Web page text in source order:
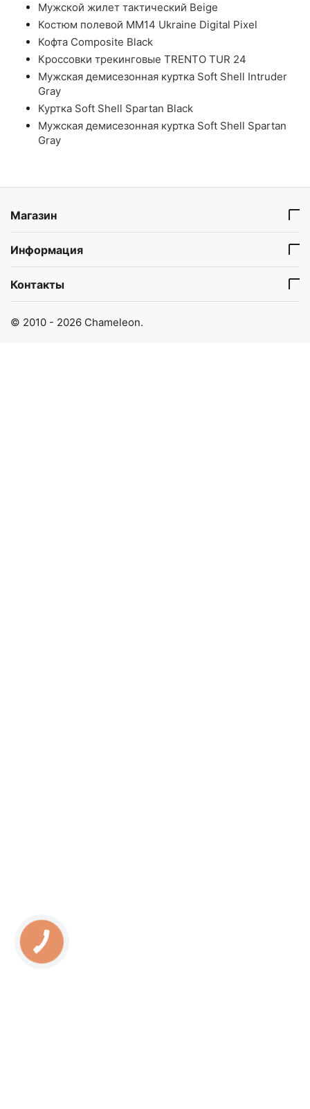
Мужской жилет тактический Beige
Костюм полевой ММ14 Ukraine Digital Pixel
Кофта Composite Black
Кроссовки трекинговые TRENTO TUR 24
Мужская демисезонная куртка Soft Shell Intruder
Gray
Куртка Soft Shell Spartan Black
Мужская демисезонная куртка Soft Shell Spartan
Gray
Магазин
Информация
Контакты
© 2010 - 2026 Chameleon.